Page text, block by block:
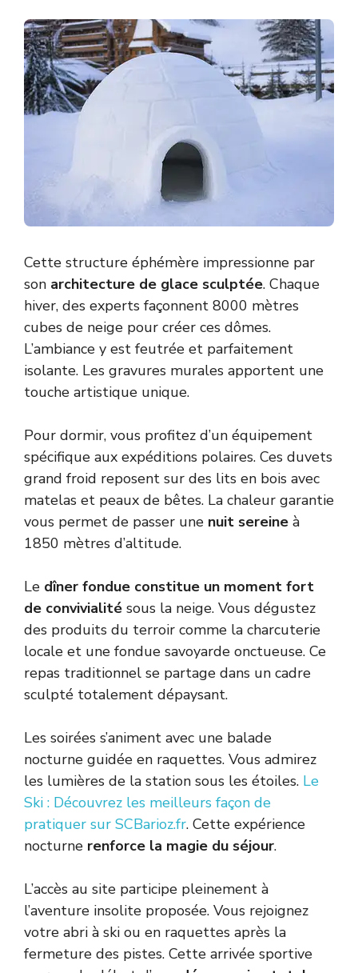
Cette structure éphémère impressionne par
son architecture de glace sculptée. Chaque
hiver, des experts façonnent 8000 mètres
cubes de neige pour créer ces dômes.
L’ambiance y est feutrée et parfaitement
isolante. Les gravures murales apportent une
touche artistique unique.
Pour dormir, vous profitez d’un équipement
spécifique aux expéditions polaires. Ces duvets
grand froid reposent sur des lits en bois avec
matelas et peaux de bêtes. La chaleur garantie
vous permet de passer une nuit sereine à
1850 mètres d’altitude.
Le dîner fondue constitue un moment fort
de convivialité sous la neige. Vous dégustez
des produits du terroir comme la charcuterie
locale et une fondue savoyarde onctueuse. Ce
repas traditionnel se partage dans un cadre
sculpté totalement dépaysant.
Les soirées s’animent avec une balade
nocturne guidée en raquettes. Vous admirez
les lumières de la station sous les étoiles. Le
Ski : Découvrez les meilleurs façon de
pratiquer sur SCBarioz.fr. Cette expérience
nocturne renforce la magie du séjour.
L’accès au site participe pleinement à
l’aventure insolite proposée. Vous rejoignez
votre abri à ski ou en raquettes après la
fermeture des pistes. Cette arrivée sportive